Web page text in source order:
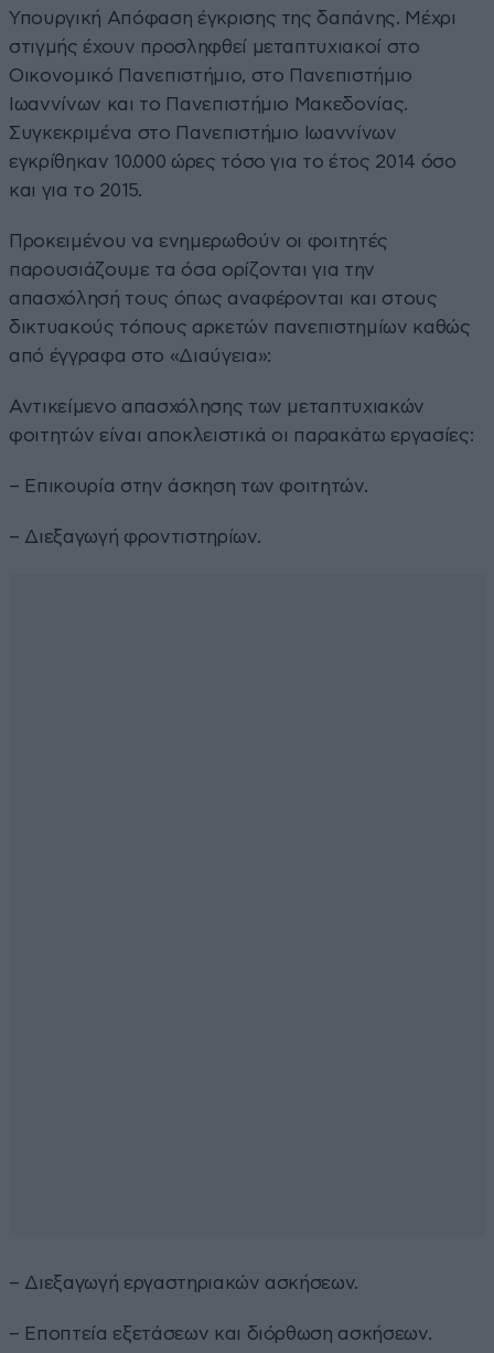
Υπουργική Απόφαση έγκρισης της δαπάνης. Μέχρι
στιγμής έχουν προσληφθεί μεταπτυχιακοί στο
Οικονομικό Πανεπιστήμιο, στο Πανεπιστήμιο
Ιωαννίνων και το Πανεπιστήμιο Μακεδονίας.
Συγκεκριμένα στο Πανεπιστήμιο Ιωαννίνων
εγκρίθηκαν 10.000 ώρες τόσο για το έτος 2014 όσο
και για το 2015.
Προκειμένου να ενημερωθούν οι φοιτητές
παρουσιάζουμε τα όσα ορίζονται για την
απασχόλησή τους όπως αναφέρονται και στους
δικτυακούς τόπους αρκετών πανεπιστημίων καθώς
από έγγραφα στο «Διαύγεια»:
Αντικείμενο απασχόλησης των μεταπτυχιακών
φοιτητών είναι αποκλειστικά οι παρακάτω εργασίες:
– Επικουρία στην άσκηση των φοιτητών.
– Διεξαγωγή φροντιστηρίων.
– Διεξαγωγή εργαστηριακών ασκήσεων.
– Εποπτεία εξετάσεων και διόρθωση ασκήσεων.